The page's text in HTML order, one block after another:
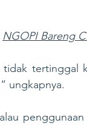
NGOPI Bareng
tertinggal
ungkapnya.